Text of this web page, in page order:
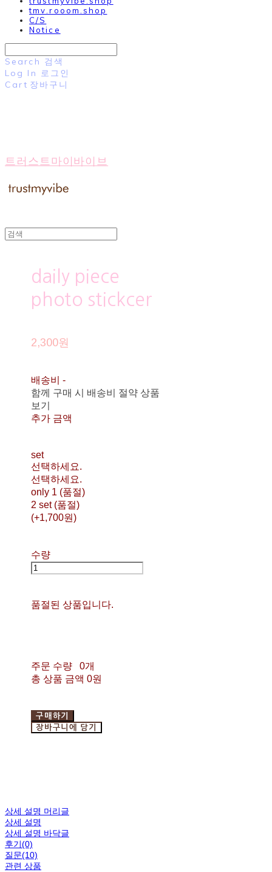
tmv.rooom.shop
C/S
Notice
Search 검색
Log In 로그인
Cart 장바구니
트러스트마이바이브
daily piece
photo stickcer
2,300원
배송비-
함께 구매 시 배송비 절약 상품
보기
추가 금액
set
선택하세요.
선택하세요.
only 1 (품절)
2 set (품절)
(+1,700원)
수량
품절된 상품입니다.
주문 수량
0개
총 상품 금액 0원
구매하기
장바구니에 담기
상세 설명 머리글
상세 설명
상세 설명 바닥글
후기(0)
질문(10)
관련 상품